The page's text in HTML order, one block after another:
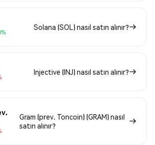
Solana (SOL) nasıl satın alınır?
Injective (INJ) nasıl satın alınır?
Gram (prev. Toncoin) (GRAM) nasıl
satın alınır?